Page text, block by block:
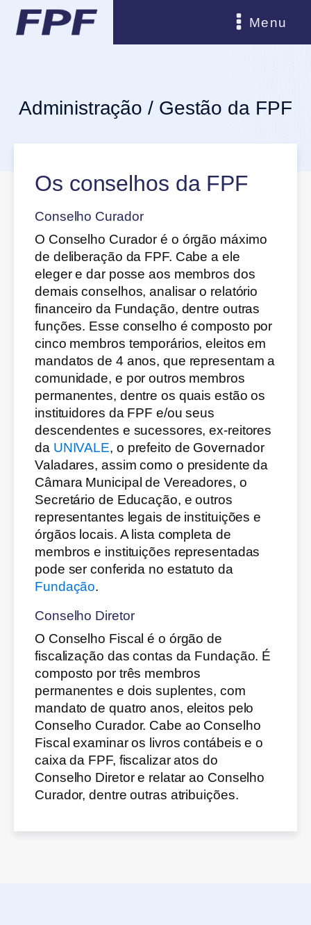
conteúdo
Menu
Administração / Gestão da FPF
Os conselhos da FPF
Conselho Curador
O Conselho Curador é o órgão máximo
de deliberação da FPF. Cabe a ele
eleger e dar posse aos membros dos
demais conselhos, analisar o relatório
financeiro da Fundação, dentre outras
funções. Esse conselho é composto por
cinco membros temporários, eleitos em
mandatos de 4 anos, que representam a
comunidade, e por outros membros
permanentes, dentre os quais estão os
instituidores da FPF e/ou seus
descendentes e sucessores, ex-reitores
da UNIVALE, o prefeito de Governador
Valadares, assim como o presidente da
Câmara Municipal de Vereadores, o
Secretário de Educação, e outros
representantes legais de instituições e
órgãos locais. A lista completa de
membros e instituições representadas
pode ser conferida no estatuto da
Fundação.
Conselho Diretor
O Conselho Fiscal é o órgão de
fiscalização das contas da Fundação. É
composto por três membros
permanentes e dois suplentes, com
mandato de quatro anos, eleitos pelo
Conselho Curador. Cabe ao Conselho
Fiscal examinar os livros contábeis e o
caixa da FPF, fiscalizar atos do
Conselho Diretor e relatar ao Conselho
Curador, dentre outras atribuições.